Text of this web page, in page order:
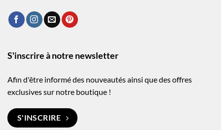
S'inscrire à notre newsletter
Afin d'être informé des nouveautés ainsi que des offres
exclusives sur notre boutique !
S'INSCRIRE